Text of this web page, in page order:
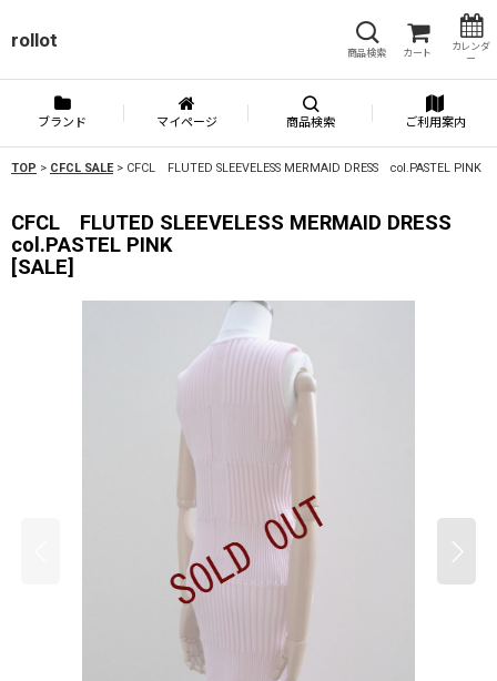
rollot
商品検索 カート
カレンダ
ー
ブランド マイページ 商品検索 ご利用案内
TOP > CFCL SALE > CFCL FLUTED SLEEVELESS MERMAID DRESS col.PASTEL PINK
CFCL FLUTED SLEEVELESS MERMAID DRESS
col.PASTEL PINK
[SALE]